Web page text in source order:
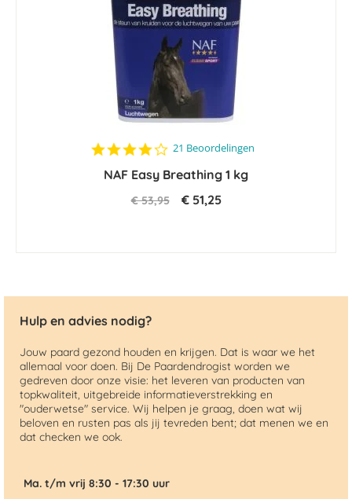
4.2
rating
21 Beoordelingen
NAF Easy Breathing 1 kg
€ 53,95 € 51,25
Hulp en advies nodig?
Jouw paard gezond houden en krijgen. Dat is waar we het
allemaal voor doen. Bij De Paardendrogist worden we
gedreven door onze visie: het leveren van producten van
topkwaliteit, uitgebreide informatieverstrekking en
"ouderwetse" service. Wij helpen je graag, doen wat wij
beloven en rusten pas als jij tevreden bent; dat menen we en
dat checken we ook.
Ma. t/m vrij 8:30 - 17:30 uur